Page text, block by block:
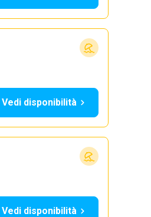
Vedi disponibilità
Vedi disponibilità